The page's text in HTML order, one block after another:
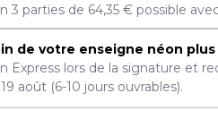
3 parties de 64,35€ possible
de votre enseigne néon
Express lors de la signature et
19 août(6-10 jours ouvrables).